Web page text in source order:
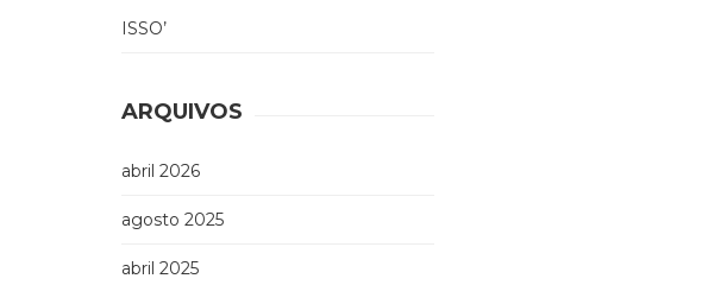
ISSO’
ARQUIVOS
abril 2026
agosto 2025
abril 2025